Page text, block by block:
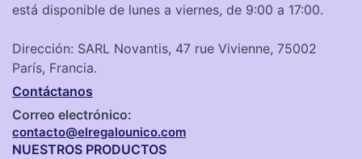
está disponible de lunes a viernes, de 9:00 a 17:00.
Dirección: SARL Novantis, 47 rue Vivienne, 75002
París, Francia.
Contáctanos
Correo electrónico:
contacto@elregalounico.com
NUESTROS PRODUCTOS